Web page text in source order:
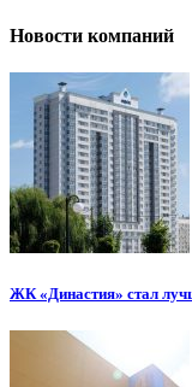
Новости компаний
ЖК «Династия» стал